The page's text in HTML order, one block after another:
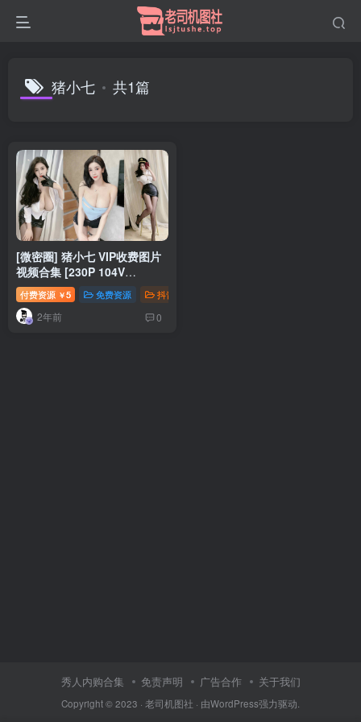
猪小七 共1篇
[微密圈] 猪小七 VIP收费图片
视频合集 [230P 104V
723MB]
付费资源 ￥5 免费资源 抖音微密
2年前 0
秀人内购合集 免责声明 广告合作 关于我们
Copyright © 2023 · 老司机图社 · 由WordPress强力驱动.